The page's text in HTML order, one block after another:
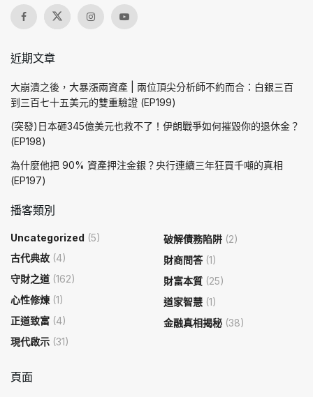
近期文章
大崩潰之後，大暴漲兩資產 | 兩位頂尖分析師不約而合：白銀三百
到三百七十五美元的雙重驗證 (EP199)
(突發)日本砸345億美元也救不了！伊朗戰爭如何摧毀你的退休金？
(EP198)
為什麼他把 90% 資產押注金銀？央行連續三年狂買千噸的真相
(EP197)
播客類別
Uncategorized (5)
古代典故 (4)
守財之道 (162)
心性修煉 (1)
正道致富 (4)
現代啟示 (31)
破解債務陷阱 (2)
財商問答(1)
財富本質 (25)
道家智慧 (1)
金融真相揭秘 (38)
頁面